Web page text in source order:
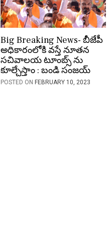
Big Breaking News- బీజేపీ
అధికారంలోకి వస్తే నూతన
సచివాలయ టూంబ్స్ ను
కూల్చేస్తాం : బండి సంజయ్
POSTED ONFEBRUARY 10, 2023